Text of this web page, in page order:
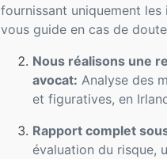
fournissant uniquement
vous guide en cas de
Nous réalisons une
avocat: Analyse des
et figuratives, en
Rapport complet
évaluation du risque,